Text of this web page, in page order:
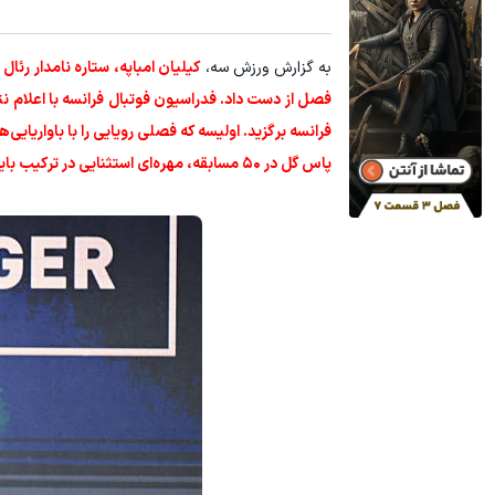
به گزارش ورزش سه،کیلیان امباپه، ستاره نامدار
فصل از دست داد. فدراسیون فوتبال فرانسه با اعلام
پاس گل در ۵۰ مسابقه، مهره‌ای استثنایی در ترکیب بایرن باشد.
ثبت نام کنید